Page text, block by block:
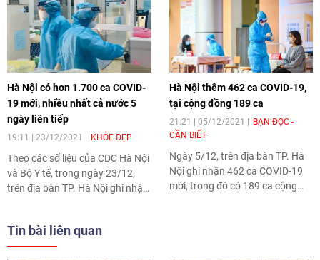
Hà Nội có hơn 1.700 ca COVID-
19 mới, nhiều nhất cả nước 5
ngày liên tiếp
19:11 | 23/12/2021 KHỎE ĐẸP
Theo các số liệu của CDC Hà Nội
và Bộ Y tế, trong ngày 23/12,
trên địa bàn TP. Hà Nội ghi nhận
tiếp Hà Nội có số ca mắc mới
cao nhất cả nước.
Hà Nội thêm 462 ca COVID-19,
tại cộng đồng 189 ca
21:21 | 05/12/2021
BẠN ĐỌC -
CẦN BIẾT
Ngày 5/12, trên địa bàn TP. Hà
Nội ghi nhận 462 ca COVID-19
mới, trong đó có 189 ca cộng
Tin bài liên quan